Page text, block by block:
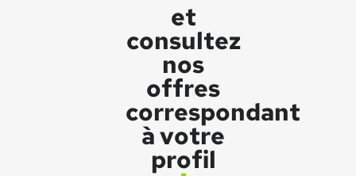
et
consultez
nos
offres
correspondant
à votre
profil